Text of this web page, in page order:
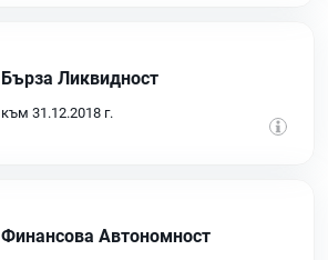
Бърза Ликвидност
към 31.12.2018 г.
Финансова Автономност